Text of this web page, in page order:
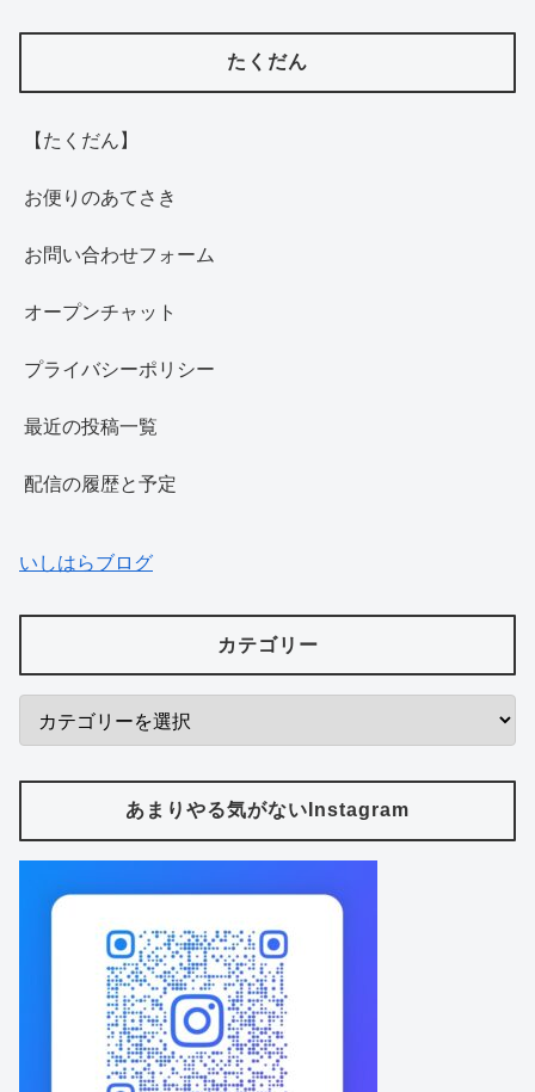
たくだん
【たくだん】
お便りのあてさき
お問い合わせフォーム
オープンチャット
プライバシーポリシー
最近の投稿一覧
配信の履歴と予定
いしはらブログ
カテゴリー
あまりやる気がないInstagram